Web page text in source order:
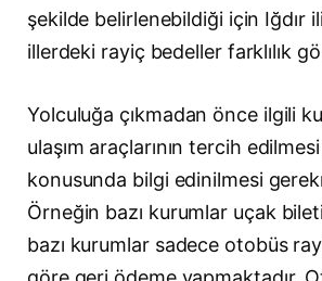
şekilde belirlenebildiği için Iğdır
illerdeki rayiç bedeller farklılık
Yolculuğa çıkmadan önce ilgili
ulaşım araçlarının tercih
konusunda bilgi edinilmesi
Örneğin bazı kurumlar uçak
bazı kurumlar sadece otobüs